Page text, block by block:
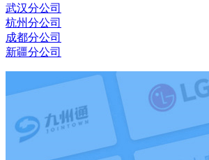
武汉分公司
杭州分公司
成都分公司
新疆分公司